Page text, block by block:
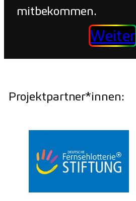
mitbekommen.
Weiter
Projektpartner*innen: